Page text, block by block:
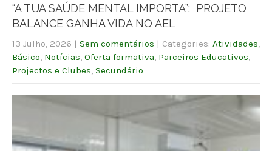
“A TUA SAÚDE MENTAL IMPORTA”: PROJETO
BALANCE GANHA VIDA NO AEL
13 Julho, 2026 | Sem comentários | Categories: Atividades
Básico Notícias Oferta formativa Parceiros Educativos
Projectos e Clubes Secundário